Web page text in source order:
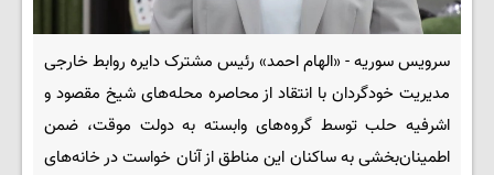
سرویس سوریه - «الهام احمد» رئیس مشترک دایره روابط خارجی
مدیریت خودگردان با انتقاد از محاصره محله‌های شیخ مقصود و
اشرفیه حلب توسط گروه‌های وابسته به دولت موقت، ضمن
اطمینان‌بخشی به ساکنان این مناطق از آنان خواست در خانه‌های